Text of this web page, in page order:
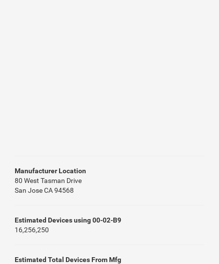
Manufacturer Location
80 West Tasman Drive
San Jose CA 94568
Estimated Devices using 00-02-B9
16,256,250
Estimated Total Devices From Mfg